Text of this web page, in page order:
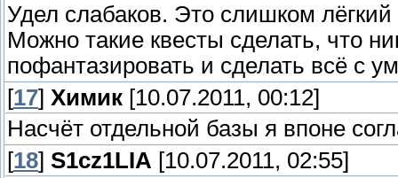
Удел слабаков. Это слишком
Можно такие квесты сделать, что
пофантазировать и сделать всё с
[17] Химик [10.07.2011, 00:12]
Насчёт отдельной базы я впоне
[18] S1cz1LIA [10.07.2011, 02:55]